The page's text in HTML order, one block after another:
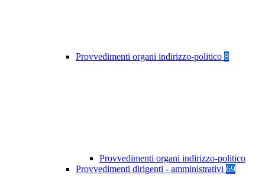
Provvedimenti organi indirizzo-politico 8
Provvedimenti organi indirizzo-politico
Provvedimenti dirigenti - amministrativi 69